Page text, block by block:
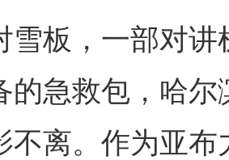
，一部对讲
的急救包，哈
不离。作为亚